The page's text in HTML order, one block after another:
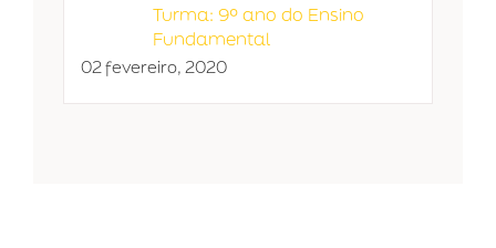
Turma: 9º ano do Ensino
Fundamental
02 fevereiro, 2020